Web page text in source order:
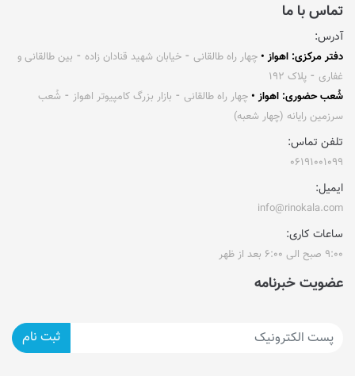
تماس با ما
آدرس:
دفتر مرکزی: اهواز • چهار راه طالقانی ⁃ خیابان شهید قنادان زاده ⁃ بین طالقانی و
غفاری ⁃ پلاک ۱۹۲
شُعب حضوری: اهواز • چهار راه طالقانی ⁃ بازار بزرگ کامپیوتر اهواز ⁃ شُعب
سرزمین رایانه (چهار شعبه)
تلفن تماس:
۰۶۱۹۱۰۰۱۰۹۹
ایمیل:
info@rinokala.com
ساعات کاری:
۹:۰۰ صبح الی ۶:۰۰ بعد از ظهر
عضویت خبرنامه
ثبت نام